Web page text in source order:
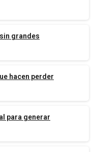
grandes
hacen perder
para generar